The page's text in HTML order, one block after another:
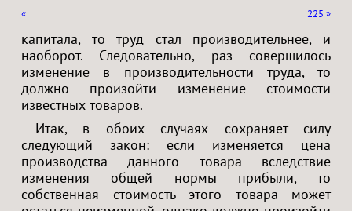
« »
225
капитала, то труд стал производительнее, и
наоборот. Следовательно, раз совершилось
изменение в производительности труда, то
должно произойти изменение стоимости
известных товаров.
Итак, в обоих случаях сохраняет силу
следующий закон: если изменяется цена
производства данного товара вследствие
изменения общей нормы прибыли, то
собственная стоимость этого товара может